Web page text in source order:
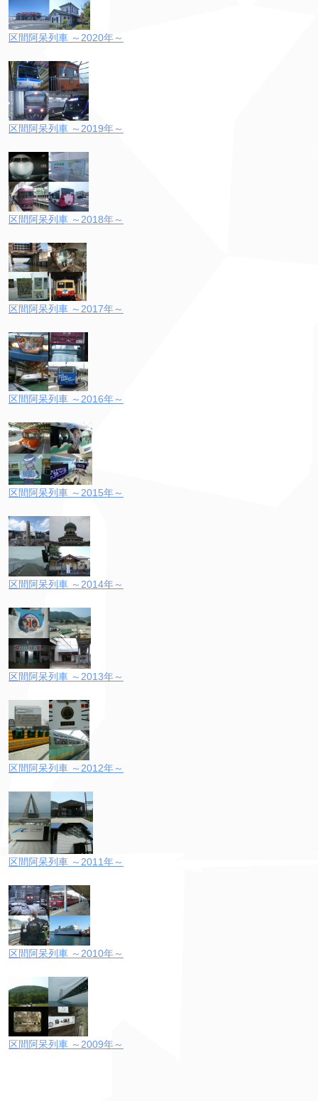
区間阿呆列車 ～2020年～
区間阿呆列車 ～2019年～
区間阿呆列車 ～2018年～
区間阿呆列車 ～2017年～
区間阿呆列車 ～2016年～
区間阿呆列車 ～2015年～
区間阿呆列車 ～2014年～
区間阿呆列車 ～2013年～
区間阿呆列車 ～2012年～
区間阿呆列車 ～2011年～
区間阿呆列車 ～2010年～
区間阿呆列車 ～2009年～